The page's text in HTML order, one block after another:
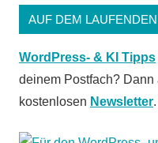
AUF DEM
WordPress- & KI Tipps
deinem Postfach?
kostenlosen Newsletter.